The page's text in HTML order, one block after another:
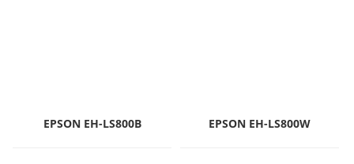
EPSON EH-LS800B EPSON EH-LS800W